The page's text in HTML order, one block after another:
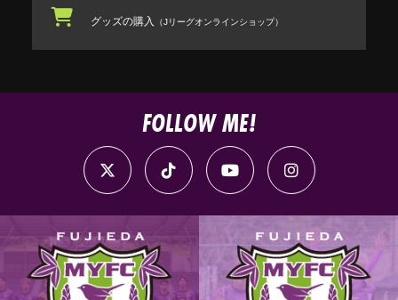
グッズの購入 （Jリーグオンラインショップ）
FOLLOW ME!